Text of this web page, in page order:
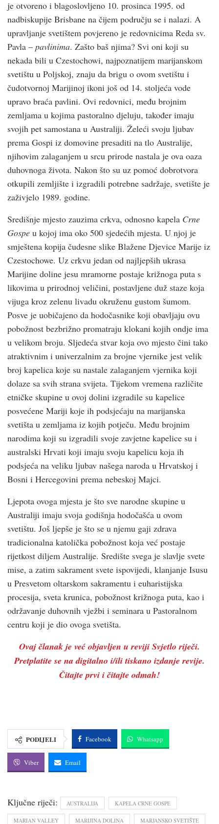
je otvoreno i blagoslovljeno 10. prosinca 1995. od
nadbiskupije Brisbane na čijem području se i nalazi. A
upravljanje svetištem povjereno je redovnicima Reda sv.
Pavla – pavlinima. Zašto baš njima? Svi oni koji su
nekada bili u Czestochowi, najpoznatijem marijanskom
svetištu u Poljskoj, znaju da brigu o ovom svetištu i
čudotvornoj Marijinoj ikoni još od 14. stoljeća vode
upravo braća pavlini. Ovi redovnici, među brojnim
zemljama u kojima pastoralno djeluju, također imaju
svojih pet samostana u Australiji. Želeći svoju ljubav
prema Gospi iz domovine presaditi na tlo Australije,
njihovim zalaganjem u srcu prirode nastala je ova oaza
duhovnoga života. Nakon što su uz pomoć dobrotvora
otkupili zemljište i izgradili potrebne sadržaje, svetište je
zaživjelo 1989. godine.
Središnje mjesto zauzima crkva, odnosno kapela Crne
Gospe u kojoj ima oko 500 sjedećih mjesta. U njoj je
smještena kopija čudesne slike Blažene Djevice Marije iz
Czestochowe. Uz crkvu jedan od najljepših ukrasa
Marijine doline jesu mramorne postaje križnoga puta s
likovima u prirodnoj veličini, postavljene duž staze koja
vijuga kroz zelenu livadu okruženu gustom šumom.
Posve je uobičajeno da hodočasnike koji obavljaju ovu
pobožnost bezbrižno promatraju klokani kojih ondje ima
u velikom broju. Sljedeća stvar koja ovo mjesto čini tako
atraktivnim i univerzalnim za brojne vjernike jest velik
broj kapelica koje su nastale zalaganjem vjernika koji
dolaze sa svih strana svijeta. Tijekom vremena različite
etničke skupine u ovoj dolini izgradile su kapelice
posvećene Mariji koje ih podsjećaju na marijanska
svetišta u zemljama iz kojih potječu. Među brojnim
narodima koji su izgradili svoje zavjetne kapelice su i
australski Hrvati koji imaju svoju kapelicu koja ih
podsjeća na veliku ljubav našega naroda u Hrvatskoj i
Bosni i Hercegovini prema nebeskoj Majci.
Ljepota ovoga mjesta je što sve narodne skupine u
Australiji imaju svoja godišnja hodočašća u ovom
svetištu. Još ljepše je što se u njemu gaji zdrava
tradicionalna katolička pobožnost koja već postaje
rijetkost diljem Australije. Središte svega je slavlje svete
mise, a zatim sakrament svete ispovijedi, klanjanje Isusu
u Presvetom oltarskom sakramentu i euharistijska
procesija, sveta krunica, pobožnost križnoga puta, kao i
održavanje duhovnih vježbi i seminara u Pastoralnom
centru koji je dio ovoga svetišta.
Ovaj članak je već objavljen u reviji Svjetlo riječi.
Pretplatite se na digitalno i/ili tiskano izdanje revije.
Čitajte prvi i čitajte odmah!
PODIJELI Facebook Whatsapp
Viber Email
Ključne riječi: AUSTRALIJA KAPELA CRNE GOSPE
MARIAN VALLEY MARIJINA DOLINA MARJANSKO SVETIŠTE